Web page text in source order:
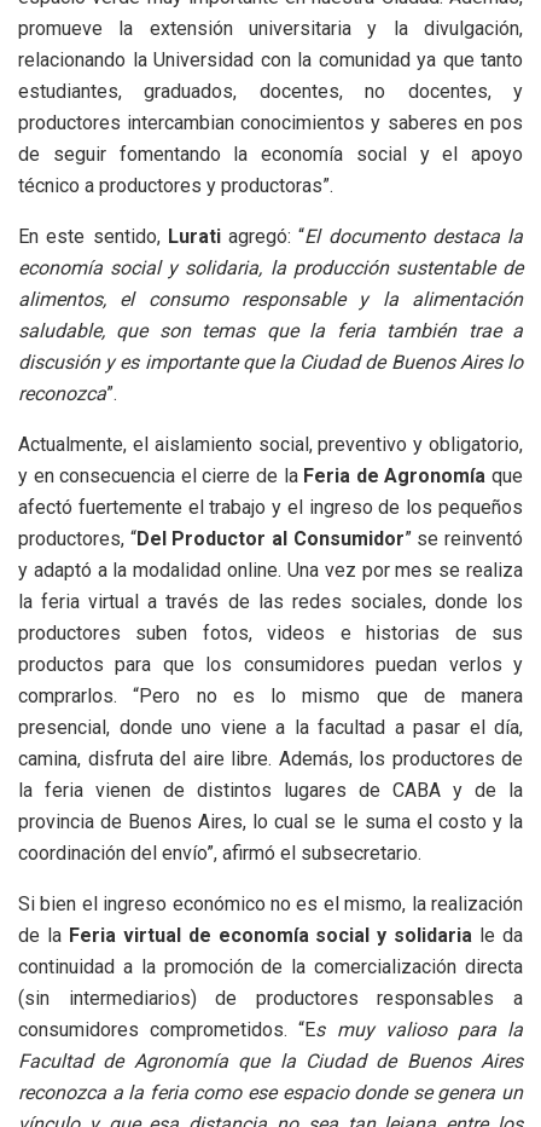
promueve la extensión universitaria y la divulgación,
relacionando la Universidad con la comunidad ya que tanto
estudiantes, graduados, docentes, no docentes, y
productores intercambian conocimientos y saberes en pos
de seguir fomentando la economía social y el apoyo
técnico a productores y productoras”.
En este sentido, Luratiagregó: “El documento destaca la
economía social y solidaria, la producción sustentable de
alimentos, el consumo responsable y la alimentación
saludable, que son temas que la feria también trae a
discusión y es importante que la Ciudad de Buenos Aires lo
reconozca”.
Actualmente, el aislamiento social, preventivo y obligatorio,
y en consecuencia el cierre de la Feria de Agronomía que
afectó fuertemente el trabajo y el ingreso de los pequeños
productores, “Del Productor al Consumidor” se reinventó
y adaptó a la modalidad online. Una vez por mes se realiza
la feria virtual a través de las redes sociales, donde los
productores suben fotos, videos e historias de sus
productos para que los consumidores puedan verlos y
comprarlos. “Pero no es lo mismo que de manera
presencial, donde uno viene a la facultad a pasar el día,
camina, disfruta del aire libre. Además, los productores de
la feria vienen de distintos lugares de CABA y de la
provincia de Buenos Aires, lo cual se le suma el costo y la
coordinación del envío”, afirmó el subsecretario.
Si bien el ingreso económico no es el mismo, la realización
de la Feria virtual de economía social y solidaria le da
continuidad a la promoción de la comercialización directa
(sin intermediarios) de productores responsables a
consumidores comprometidos. “Es muy valioso para la
Facultad de Agronomía que la Ciudad de Buenos Aires
reconozca a la feria como ese espacio donde se genera un